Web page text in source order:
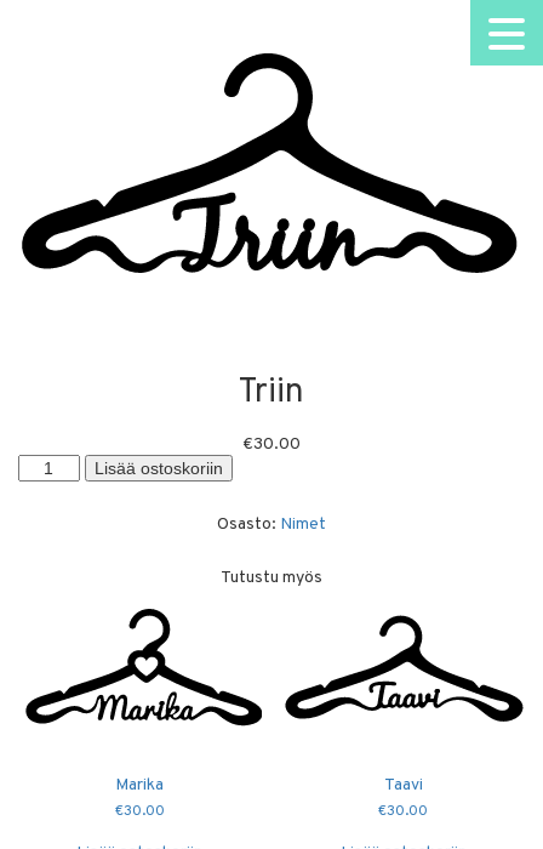
Triin
€30.00
Triin
määrä
Lisää ostoskoriin
Osasto: Nimet
Tutustu myös
Marika
€30.00
Taavi
€30.00